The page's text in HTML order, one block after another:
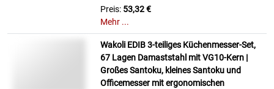
Preis: 53,32 €
Mehr ...
Wakoli EDIB 3-teiliges Küchenmesser-Set,
67 Lagen Damaststahl mit VG10-Kern |
Großes Santoku, kleines Santoku und
Officemesser mit ergonomischen